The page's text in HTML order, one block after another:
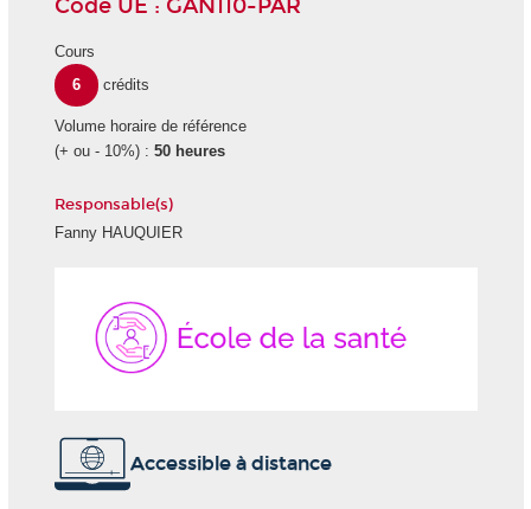
Code UE : GAN110-PAR
Cours
6
crédits
Volume horaire de référence
(+ ou - 10%) : 50 heures
Responsable(s)
Fanny HAUQUIER
Accessible à distance